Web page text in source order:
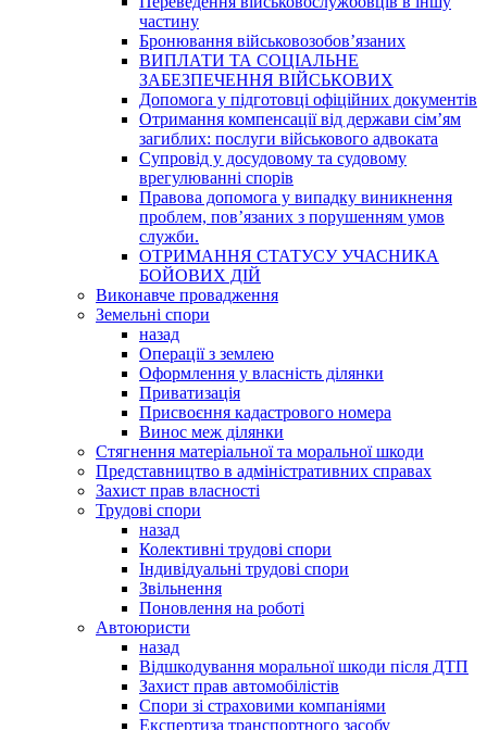
частину
Бронювання військовозобов’язаних
ВИПЛАТИ ТА СОЦІАЛЬНЕ
ЗАБЕЗПЕЧЕННЯ ВІЙСЬКОВИХ
Допомога у підготовці офіційних документів
Отримання компенсації від держави сім’ям
загиблих: послуги військового адвоката
Супровід у досудовому та судовому
врегулюванні спорів
Правова допомога у випадку виникнення
проблем, пов’язаних з порушенням умов
служби.
ОТРИМАННЯ СТАТУСУ УЧАСНИКА
БОЙОВИХ ДІЙ
Виконавче провадження
Земельні спори
назад
Операції з землею
Оформлення у власність ділянки
Приватизація
Присвоєння кадастрового номера
Винос меж ділянки
Стягнення матеріальної та моральної шкоди
Представництво в адміністративних справах
Захист прав власності
Трудові спори
назад
Колективні трудові спори
Індивідуальні трудові спори
Звільнення
Поновлення на роботі
Автоюристи
назад
Відшкодування моральної шкоди після ДТП
Захист прав автомобілістів
Спори зі страховими компаніями
Експертиза транспортного засобу